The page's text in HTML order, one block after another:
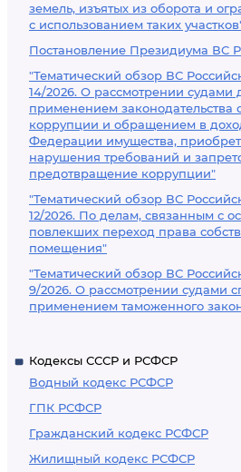
земель, изъятых из оборота и
с использованием таких
Постановление Президиума ВС
"Тематический обзор ВС
14/2026. О рассмотрении судами
применением законодательства
коррупции и обращением в
Федерации имущества,
нарушения требований и
предотвращение коррупции"
"Тематический обзор ВС
12/2026. По делам, связанным с
повлекших переход права
помещения"
"Тематический обзор ВС
9/2026. О рассмотрении судами
применением таможенного
Кодексы СССР и РСФСР
Водный кодекс РСФСР
ГПК РСФСР
Гражданский кодекс РСФСР
Жилищный кодекс РСФСР